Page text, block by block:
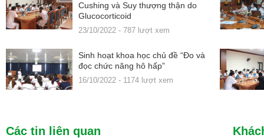
Cushing và Suy thượng thận do
Glucocorticoid
23/10/2022 - 787 lượt xem
Sinh hoạt khoa học chủ đề “Đo và
đọc chức năng hô hấp”
16/10/2022 - 1174 lượt xem
Các tin liên quan